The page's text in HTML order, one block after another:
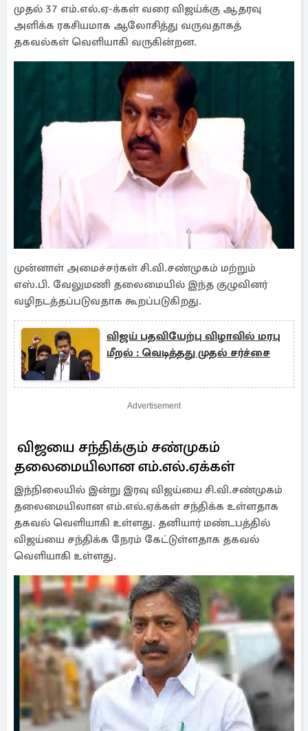
முதல் 37 எம்.எல்.ஏ-க்கள் வரை விஜய்க்கு ஆதரவு
அளிக்க ரகசியமாக ஆலோசித்து வருவதாகத்
தகவல்கள் வெளியாகி வருகின்றன.
முன்னாள் அமைச்சர்கள் சி.வி.சண்முகம் மற்றும்
எஸ்.பி. வேலுமணி தலைமையில் இந்த குழுவினர்
வழிநடத்தப்படுவதாக கூறப்படுகிறது.
விஜய் பதவியேற்பு விழாவில் மரபு
மீறல் : வெடித்தது முதல் சர்ச்சை
Advertisement
விஜயை சந்திக்கும் சண்முகம்
தலைமையிலான எம்.எல்.ஏக்கள்
இந்நிலையில் இன்று இரவு விஜய்யை சி.வி.சண்முகம்
தலைமையிலான எம்.எல்.ஏக்கள் சந்திக்க உள்ளதாக
தகவல் வெளியாகி உள்ளது. தனியார் மண்டபத்தில்
விஜய்யை சந்திக்க நேரம் கேட்டுள்ளதாக தகவல்
வெளியாகி உள்ளது.